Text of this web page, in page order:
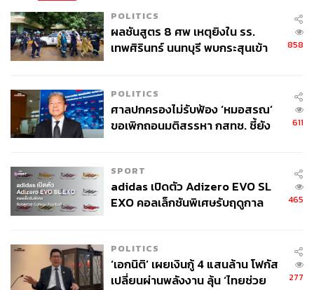
POLITICS
ผลชันสูตร 8 ศพ เหตุยิงใน รร.
เทพศิรินทร์ นนทบุรี พบกระสุนเข้า
858
POLITICS
ศาลปกครองไม่รับฟ้อง ‘หมอสรณ’
ขอเพิกถอนมติสรรหา กสทช. ชี้ยัง
611
SPORT
adidas เปิดตัว Adizero EVO SL
EXO คอลเล็กชันพิเศษรับฤดูกาล
465
POLITICS
‘เอกนิติ’ เผยเงินกู้ 4 แสนล้าน โฟกัส
เปลี่ยนผ่านพลังงาน ลุ้น ‘ไทยช่วย
277